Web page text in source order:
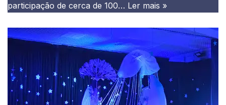
participação de cerca de 100… Ler mais »